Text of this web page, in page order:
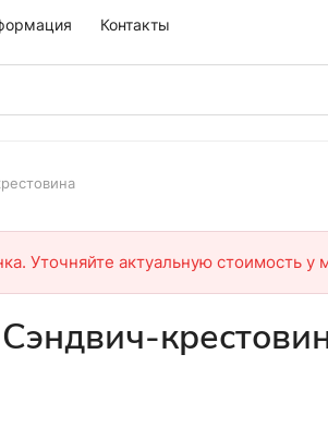
Контакты
Уточняйте актуальную стоимость у
Сэндвич-